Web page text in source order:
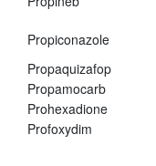
Propiconazole
Propaquizafop
Propamocarb
Prohexadione
Profoxydim